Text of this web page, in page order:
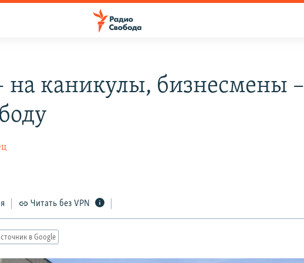
на каникулы, бизнесмены –
Читать без VPN
в Google